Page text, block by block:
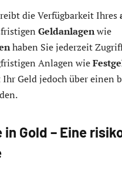
die Verfügbarkeit Ihres
Geldanlagenwie
haben Sie jederzeit
Anlagen wie
Geld jedoch über einen
in Gold – Eine